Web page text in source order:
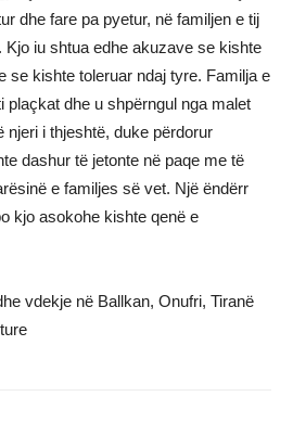
dhe fare pa pyetur, në familjen e tij
iu shtua edhe akuzave se kishte
se kishte toleruar ndaj tyre. Familja e
plaçkat dhe u shpërngul nga malet
njeri i thjeshtë, duke përdorur
dashur të jetonte në paqe me të
e familjes së vet. Një ëndërr
kjo asokohe kishte qenë e
vdekje në Ballkan, Onufri, Tiranë